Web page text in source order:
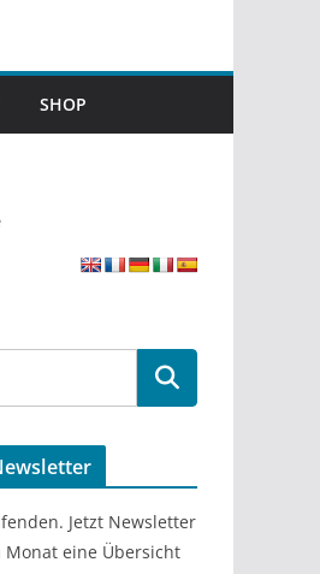
SHOP
Jetzt Newsletter
eine Übersicht